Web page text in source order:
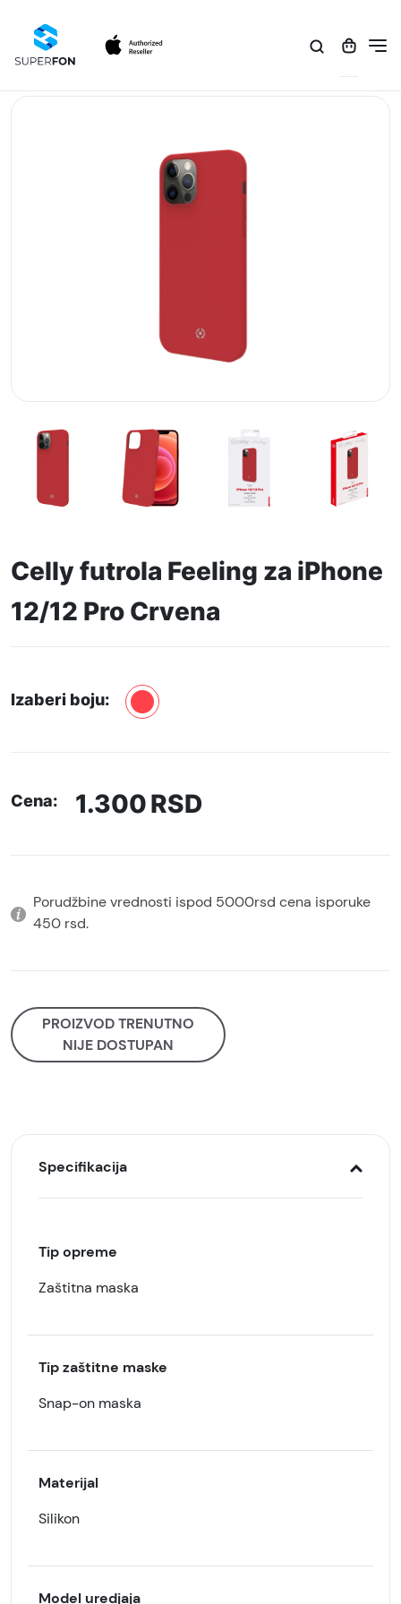
Celly futrola Feeling za iPhone
12/12 Pro Crvena
Izaberi boju:
Cena: 1.300RSD
Porudžbine vrednosti ispod 5000rsd cena isporuke
450 rsd.
PROIZVOD TRENUTNO
NIJE DOSTUPAN
Specifikacija
Tip opreme
Zaštitna maska
Tip zaštitne maske
Snap-on maska
Materijal
Silikon
Model uredjaja